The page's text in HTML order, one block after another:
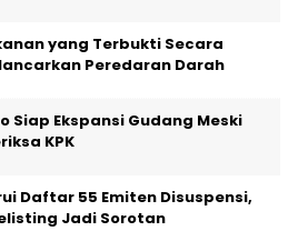
yang Terbukti Secara
Peredaran Darah
Siap Ekspansi Gudang Meski
KPK
Daftar 55 Emiten Disuspensi,
Jadi Sorotan